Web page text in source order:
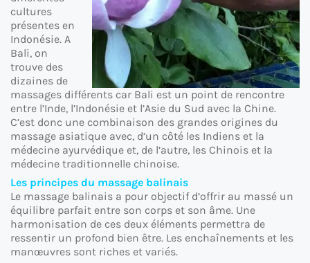
cultures
présentes en
Indonésie. A
Bali, on
trouve des
dizaines de
massages différents car Bali est un point de rencontre
entre l’Inde, l’Indonésie et l’Asie du Sud avec la Chine.
C’est donc une combinaison des grandes origines du
massage asiatique avec, d’un côté les Indiens et la
médecine ayurvédique et, de l’autre, les Chinois et la
médecine traditionnelle chinoise.
Les principes du massage balinais
Le massage balinais a pour objectif d’offrir au massé un
équilibre parfait entre son corps et son âme. Une
harmonisation de ces deux éléments permettra de
ressentir un profond bien être. Les enchaînements et les
manœuvres sont riches et variés.